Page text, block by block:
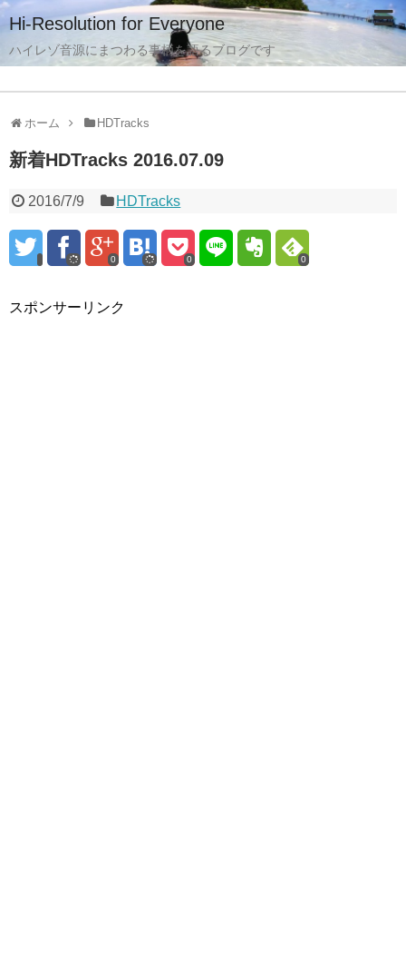
Hi-Resolution for Everyone
ハイレゾ音源にまつわる事柄を語るブログです
ホーム HDTracks
新着HDTracks 2016.07.09
2016/7/9 HDTracks
0 0 0
スポンサーリンク